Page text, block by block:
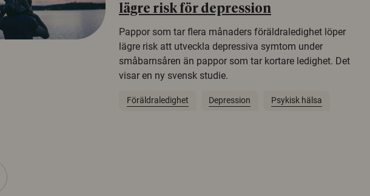
lägre risk för depression
Pappor som tar flera månaders föräldraledighet löper
lägre risk att utveckla depressiva symtom under
småbarnsåren än pappor som tar kortare ledighet. Det
visar en ny svensk studie.
Föräldraledighet Depression Psykisk hälsa